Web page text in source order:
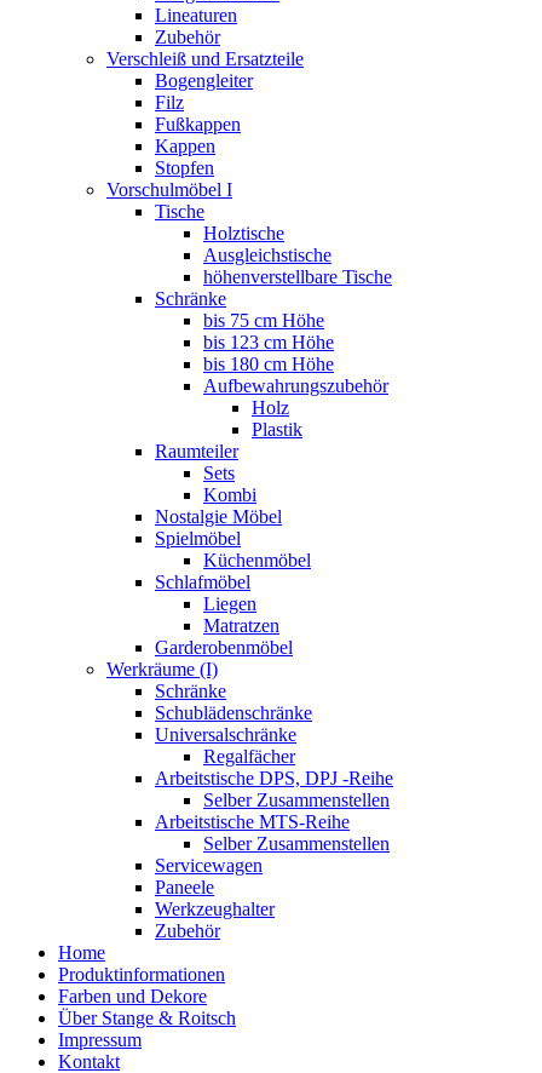
Lineaturen
Zubehör
Verschleiß und Ersatzteile
Bogengleiter
Filz
Fußkappen
Kappen
Stopfen
Vorschulmöbel I
Tische
Holztische
Ausgleichstische
höhenverstellbare Tische
Schränke
bis 75 cm Höhe
bis 123 cm Höhe
bis 180 cm Höhe
Aufbewahrungszubehör
Holz
Plastik
Raumteiler
Sets
Kombi
Nostalgie Möbel
Spielmöbel
Küchenmöbel
Schlafmöbel
Liegen
Matratzen
Garderobenmöbel
Werkräume (I)
Schränke
Schublädenschränke
Universalschränke
Regalfächer
Arbeitstische DPS, DPJ -Reihe
Selber Zusammenstellen
Arbeitstische MTS-Reihe
Selber Zusammenstellen
Servicewagen
Paneele
Werkzeughalter
Zubehör
Home
Produktinformationen
Farben und Dekore
Über Stange & Roitsch
Impressum
Kontakt